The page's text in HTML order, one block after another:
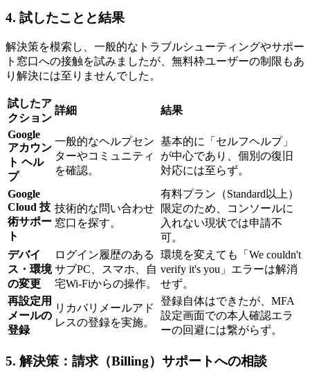
4. 試したことと結果
解決策を模索し、一般的なトラブルシューティングやサポー
ト窓口への接触を試みましたが、無料枠ユーザーの制限もあ
り解決には至りませんでした。
試したア
クション
詳細 結果
Google
アカウン
ト ヘル
プ
一般的なヘルプセン
ターやコミュニティ
を確認。
基本的に「セルフヘルプ」
が中心であり、個別の復旧
対応には至らず。
Google
Cloud 技
術サポー
ト
技術的な問い合わせ
窓口を探す。
有料プラン（Standard以上）
限定のため、コンソールに
入れない現状では申請不
可。
デバイ
ス・環境
の変更
ログイン履歴のある
サブPC、スマホ、自
宅Wi-Fiからの操作。
環境を変えても「We couldn't
verify it's you」エラーは解消
せず。
再設定用
メールの
登録
リカバリメールアド
レスの登録を実施。
登録自体はできたが、MFA
設定画面での本人確認エラ
ーの回避には繋がらず。
5. 解決策：請求（Billing）サポートへの相談